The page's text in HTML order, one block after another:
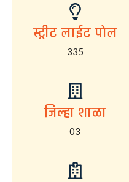
स्ट्रीट लाईट पोल
335
जिल्हा शाळा
03